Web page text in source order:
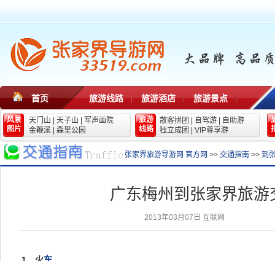
首页 旅游线路 旅游酒店 旅游景点
风景
图片
天门山 天子山
军声画院
金鞭溪
森里公园
旅游
线路
散客拼团 自驾游
自助游
独立成团
VIP尊享游
张家界旅游导游网 官方网 >> 交通指南 >> 到
广东梅州到张家界旅游
2013年03月07日 互联网